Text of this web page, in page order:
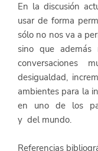
En la discusión
usar de forma
sólo no nos va a
sino que
conversaciones
desigualdad,
ambientes para la
en uno de los
y  del mundo.
Referencias